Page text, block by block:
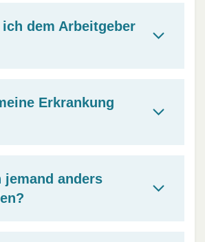
dem Arbeitgeber
Erkrankung
jemand anders